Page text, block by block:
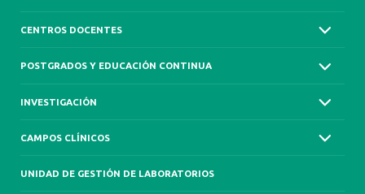
CENTROS DOCENTES
POSTGRADOS Y EDUCACIÓN CONTINUA
INVESTIGACIÓN
CAMPOS CLÍNICOS
UNIDAD DE GESTIÓN DE LABORATORIOS